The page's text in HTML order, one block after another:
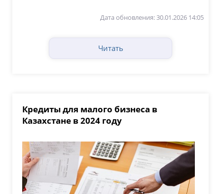
Дата обновления: 30.01.2026 14:05
Читать
Кредиты для малого бизнеса в
Казахстане в 2024 году